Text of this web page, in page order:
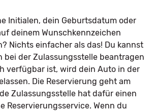
Initialen, dein Geburtsdatum oder
deinem Wunschkennzeichen
Nichts einfacher als das! Du kannst
bei der Zulassungsstelle beantragen
verfügbar ist, wird dein Auto in der
Die Reservierung geht am
Zulassungsstelle hat dafür einen
Reservierungsservice. Wenn du